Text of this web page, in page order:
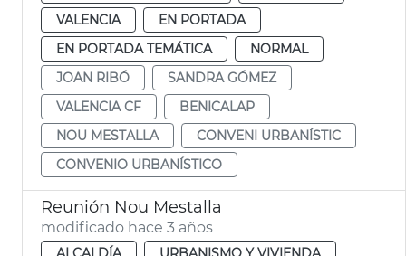
VALENCIA
EN PORTADA
EN PORTADA TEMÁTICA
NORMAL
JOAN RIBÓ
SANDRA GÓMEZ
VALENCIA CF
BENICALAP
NOU MESTALLA
CONVENI URBANÍSTIC
CONVENIO URBANÍSTICO
Reunión Nou Mestalla
modificado hace 3 años